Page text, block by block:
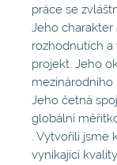
práce se
Jeho charakter
rozhodnutích
projekt. Jeho
mezinárodního
Jeho četná
globální
. Vytvořili jsme
vynikající